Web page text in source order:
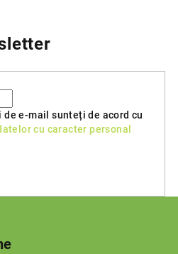
e-mail sunteți de acord cu
cu caracter personal